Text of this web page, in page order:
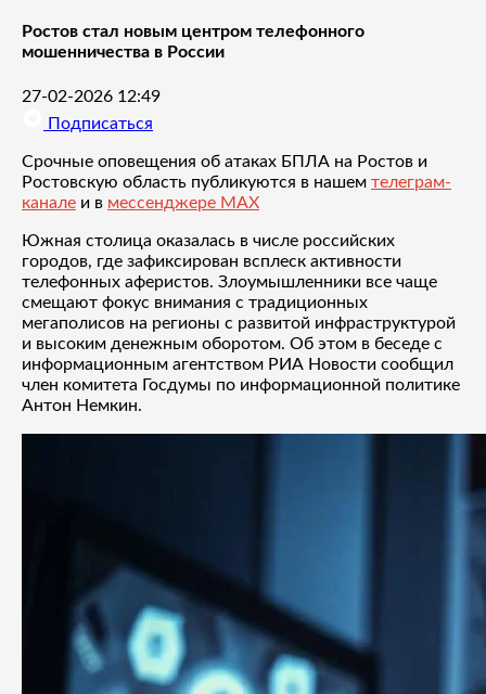
Ростов стал новым центром телефонного
мошенничества в России
27-02-2026 12:49
Подписаться
Срочные оповещения об атаках БПЛА на Ростов и
Ростовскую область публикуются в нашем телеграм-
канале и в мессенджере MAX
Южная столица оказалась в числе российских
городов, где зафиксирован всплеск активности
телефонных аферистов. Злоумышленники все чаще
смещают фокус внимания с традиционных
мегаполисов на регионы с развитой инфраструктурой
и высоким денежным оборотом. Об этом в беседе с
информационным агентством РИА Новости сообщил
член комитета Госдумы по информационной политике
Антон Немкин.